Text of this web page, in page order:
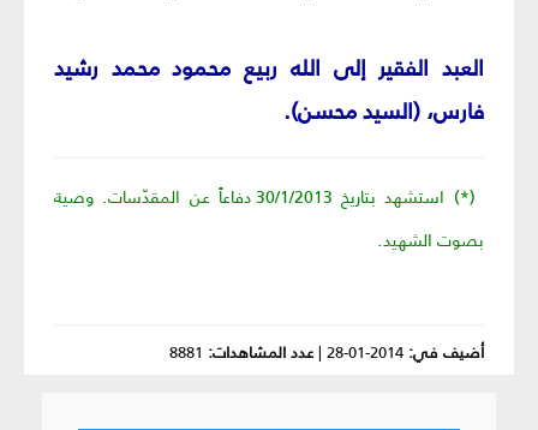
العبد الفقير إلى الله ربيع محمود محمد رشيد
فارس، (السيد محسن).
(*) استشهد بتاريخ 30/1/2013 دفاعاً عن المقدّسات. وصية
بصوت الشهيد.
أضيف في: 2014-01-28
|عدد المشاهدات: 8881